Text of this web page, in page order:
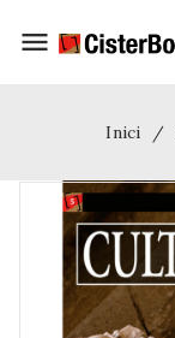
menu
Inici